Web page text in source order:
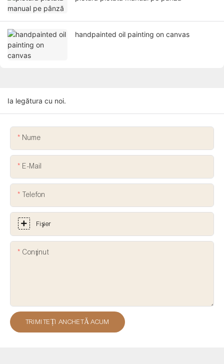
handpainted oil painting on canvas
Ia legătura cu noi.
Nume
E-Mail
Telefon
Fişier
Conţinut
TRIMITEȚI ANCHETĂ ACUM